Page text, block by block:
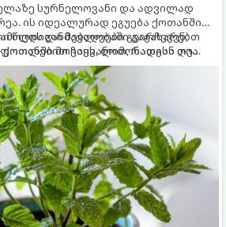
სურნელოვანი და ადვილად
ის იდეალურად ეგუება ქოთანში
მებაღეები გვირჩევენ,
მოვიყვანოთ, რადგან ღია
ის ფესვებით ძალიან
და სხვა მცენარეებს ავიწროებს.
წლის განმავლობაში გაგახარებთ
ჩაის, ლიმონათისა თუ